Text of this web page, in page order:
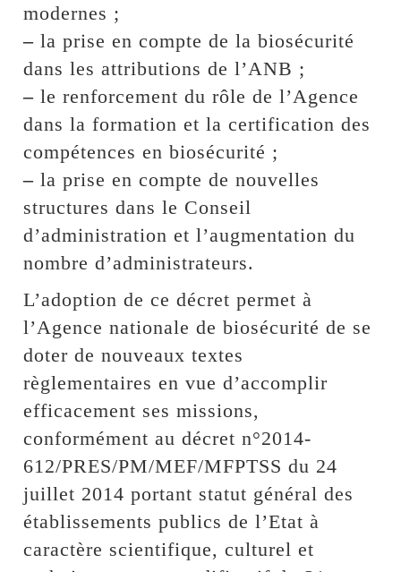
modernes ;
– la prise en compte de la biosécurité
dans les attributions de l’ANB ;
– le renforcement du rôle de l’Agence
dans la formation et la certification des
compétences en biosécurité ;
– la prise en compte de nouvelles
structures dans le Conseil
d’administration et l’augmentation du
nombre d’administrateurs.
L’adoption de ce décret permet à
l’Agence nationale de biosécurité de se
doter de nouveaux textes
règlementaires en vue d’accomplir
efficacement ses missions,
conformément au décret n°2014-
612/PRES/PM/MEF/MFPTSS du 24
juillet 2014 portant statut général des
établissements publics de l’Etat à
caractère scientifique, culturel et